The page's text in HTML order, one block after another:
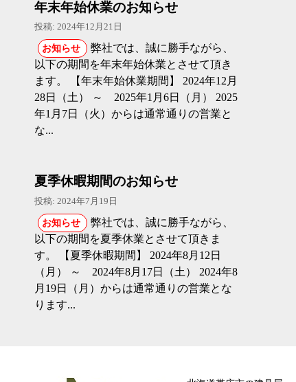
年末年始休業のお知らせ
投稿: 2024年12月21日
お知らせ
弊社では、誠に勝手ながら、
以下の期間を年末年始休業とさせて頂き
ます。 【年末年始休業期間】 2024年12月
28日（土） ～ 2025年1月6日（月） 2025
年1月7日（火）からは通常通りの営業と
な...
夏季休暇期間のお知らせ
投稿: 2024年7月19日
お知らせ
弊社では、誠に勝手ながら、
以下の期間を夏季休業とさせて頂きま
す。 【夏季休暇期間】 2024年8月12日
（月） ～ 2024年8月17日（土） 2024年8
月19日（月）からは通常通りの営業とな
ります...